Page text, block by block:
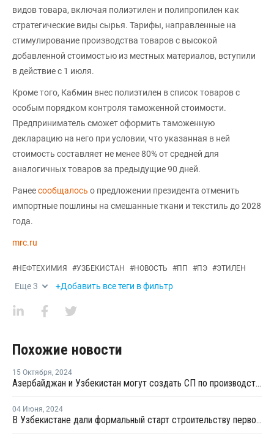
видов товара, включая полиэтилен и полипропилен как
стратегические виды сырья. Тарифы, направленные на
стимулирование производства товаров с высокой
добавленной стоимостью из местных материалов, вступили
в действие с 1 июля.
Кроме того, Кабмин внес полиэтилен в список товаров с
особым порядком контроля таможенной стоимости.
Предприниматель сможет оформить таможенную
декларацию на него при условии, что указанная в ней
стоимость составляет не менее 80% от средней для
аналогичных товаров за предыдущие 90 дней.
Ранеесообщалось о предложении президента отменить
импортные пошлины на смешанные ткани и текстиль до 2028
года.
mrc.ru
#НЕФТЕХИМИЯ #УЗБЕКИСТАН #НОВОСТЬ #ПП #ПЭ #ЭТИЛЕН
Еще3 +Добавить все теги в фильтр
Похожие новости
15 Октября, 2024
Азербайджан и Узбекистан могут создать СП по производству полипропилена
04 Июня, 2024
В Узбекистане дали формальный старт строительству первого комплекса МТО